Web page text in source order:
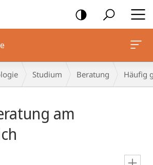
Studium Beratung Häufig
am